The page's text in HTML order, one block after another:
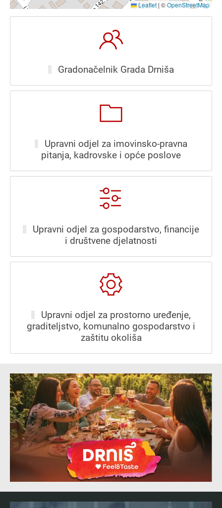
Leaflet | ©OpenStreetMap
Gradonačelnik Grada Drniša
Upravni odjel za imovinsko-pravna
pitanja, kadrovske i opće poslove
Upravni odjel za gospodarstvo, financije
i društvene djelatnosti
Upravni odjel za prostorno uređenje,
graditeljstvo, komunalno gospodarstvo i
zaštitu okoliša